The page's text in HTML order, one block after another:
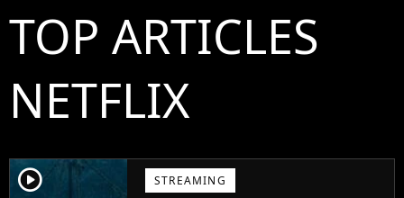
TOP ARTICLES
NETFLIX
player2 STREAMING